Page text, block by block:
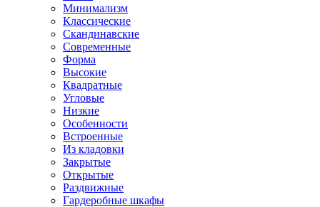
Минимализм
Классические
Скандинавские
Современные
Форма
Высокие
Квадратные
Угловые
Низкие
Особенности
Встроенные
Из кладовки
Закрытые
Открытые
Раздвижные
Гардеробные шкафы